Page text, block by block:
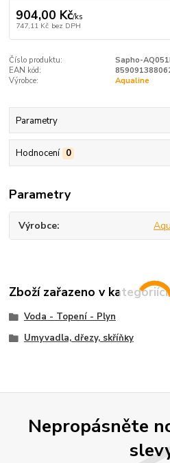
904,00 Kč/ks
747,11 Kč bez DPH
Číslo produktu:
Sapho-
EAN kód:
Výrobce:
Aqualine
Parametry
Hodnocení 0
Parametry
Výrobce
Zboží zařazeno v
Voda - Topení - Plyn
Umyvadla, dřezy, skříňky
Nepropásněte